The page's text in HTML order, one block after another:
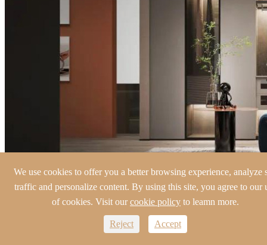
We use cookies to offer you a better browsing experience, analyze
traffic and personalize content. By using this site, you agree to our
of cookies. Visit ourcookie policy to leamn more.
Reject Accept